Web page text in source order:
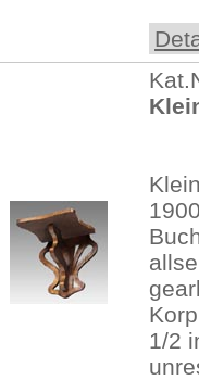
1/2